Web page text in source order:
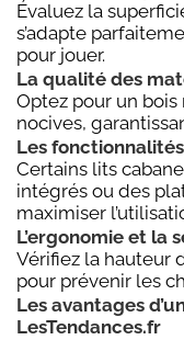
Évaluez la
s’adapte
pour jouer.
La qualité des
Optez pour un
nocives,
Les
Certains lits
intégrés ou des
maximiser
L’ergonomie et la
Vérifiez la hauteur
pour prévenir les
Les avantages
LesTendances.fr